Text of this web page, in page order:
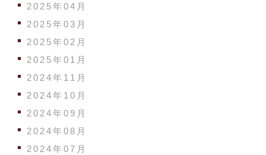
2025年04月
2025年03月
2025年02月
2025年01月
2024年11月
2024年10月
2024年09月
2024年08月
2024年07月